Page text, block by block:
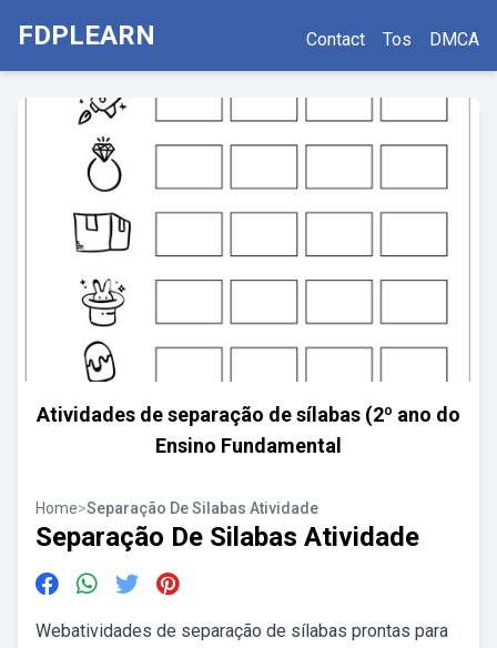
FDPLEARN Contact Tos DMCA
Atividades de separação de sílabas (2º ano do
Ensino Fundamental
Home>Separação De Silabas Atividade
Separação De Silabas Atividade
Webatividades de separação de sílabas prontas para